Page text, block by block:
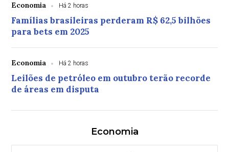
Economia Há 2 horas
Famílias brasileiras perderam R$ 62,5 bilhões
para bets em 2025
Economia Há 2 horas
Leilões de petróleo em outubro terão recorde
de áreas em disputa
Economia